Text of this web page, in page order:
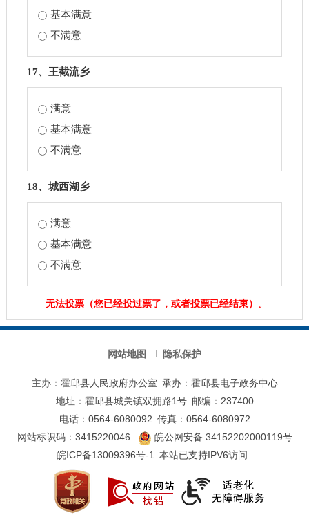
基本满意
不满意
17、王截流乡
满意
基本满意
不满意
18、城西湖乡
满意
基本满意
不满意
无法投票（您已经投过票了，或者投票已经结束）。
网站地图 隐私保护
主办：霍邱县人民政府办公室 承办：霍邱县电子政务中心
地址：霍邱县城关镇双拥路1号 邮编：237400
电话：0564-6080092 传真：0564-6080972
网站标识码：3415220046
皖公网安备 34152202000119号
皖ICP备13009396号-1 本站已支持IPV6访问